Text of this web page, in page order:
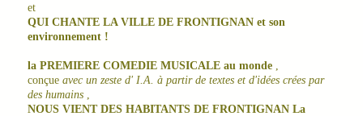
et
QUI CHANTE LA VILLE DE FRONTIGNAN et son
environnement !
la PREMIERE COMEDIE MUSICALE au monde
conçue avec un zeste d' I.A. à partir de textes et d'idées crées par
des humains
NOUS VIENT DES HABITANTS DE FRONTIGNAN La